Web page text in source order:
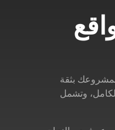
بمشروعك بثقة
وتشمل